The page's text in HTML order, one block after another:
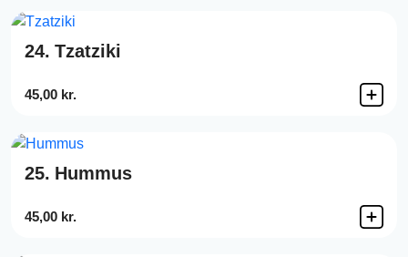
24. Tzatziki
45,00 kr.
25. Hummus
45,00 kr.